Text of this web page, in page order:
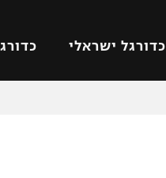
כדורגל ישראלי